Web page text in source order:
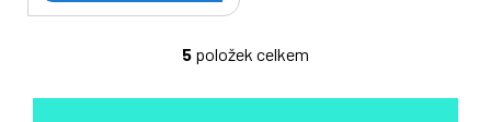
O
5 položek celkem